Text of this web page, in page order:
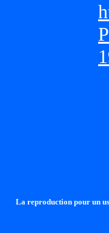
La reproduction pour un